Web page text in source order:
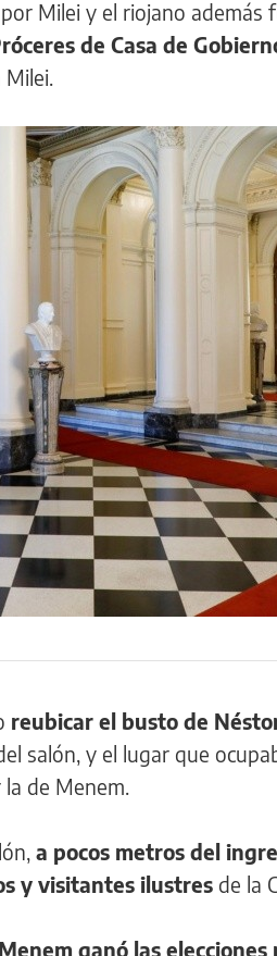
Milei y el riojano además
de Casa de
reubicar el busto de
salón, y el lugar que
de Menem.
a pocos metros del
y visitantes ilustres de la
ganó las elecciones